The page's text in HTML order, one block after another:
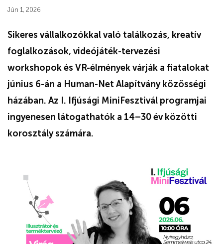
Jún 1, 2026
Sikeres vállalkozókkal való találkozás, kreatív
foglalkozások, videójáték-tervezési
workshopok és VR-élmények várják a fiatalokat
június 6-án a Human-Net Alapítvány közösségi
házában. Az I. Ifjúsági MiniFesztivál programjai
ingyenesen látogathatók a 14–30 év közötti
korosztály számára.